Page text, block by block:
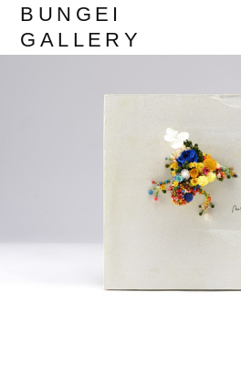
BUNGEI
GALLERY